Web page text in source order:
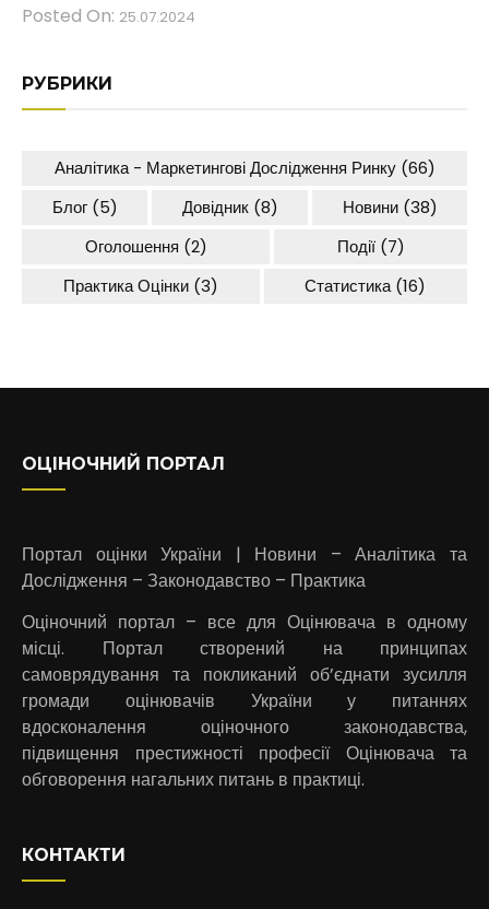
Posted On: 25.07.2024
РУБРИКИ
Аналітика - Маркетингові Дослідження Ринку(66)
Блог(5) Довідник(8) Новини(38)
Оголошення (2) Події(7)
Практика Оцінки(3) Статистика(16)
ОЦІНОЧНИЙ ПОРТАЛ
Портал оцінки України | Новини – Аналітика та
Дослідження – Законодавство – Практика
Оціночний портал – все для Оцінювача в одному
місці. Портал створений на принципах
самоврядування та покликаний об’єднати зусилля
громади оцінювачів України у питаннях
вдосконалення оціночного законодавства,
підвищення престижності професії Оцінювача та
обговорення нагальних питань в практиці.
КОНТАКТИ